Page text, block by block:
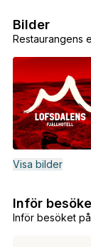
Restaurangens
Bilder
Visa bilder
Inför besöket
Inför